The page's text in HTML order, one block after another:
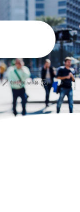
&#x39;